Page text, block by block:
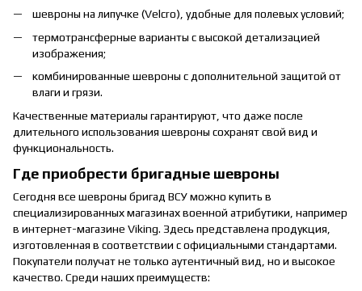
шевроны на липучке (Velcro), удобные для полевых условий;
термотрансферные варианты с высокой детализацией
изображения;
комбинированные шевроны с дополнительной защитой от
влаги и грязи.
Качественные материалы гарантируют, что даже после
длительного использования шевроны сохранят свой вид и
функциональность.
Где приобрести бригадные шевроны
Сегодня все шевроны бригад ВСУ можно купить в
специализированных магазинах военной атрибутики, например
в интернет-магазине Viking. Здесь представлена продукция,
изготовленная в соответствии с официальными стандартами.
Покупатели получат не только аутентичный вид, но и высокое
качество. Среди наших преимуществ: